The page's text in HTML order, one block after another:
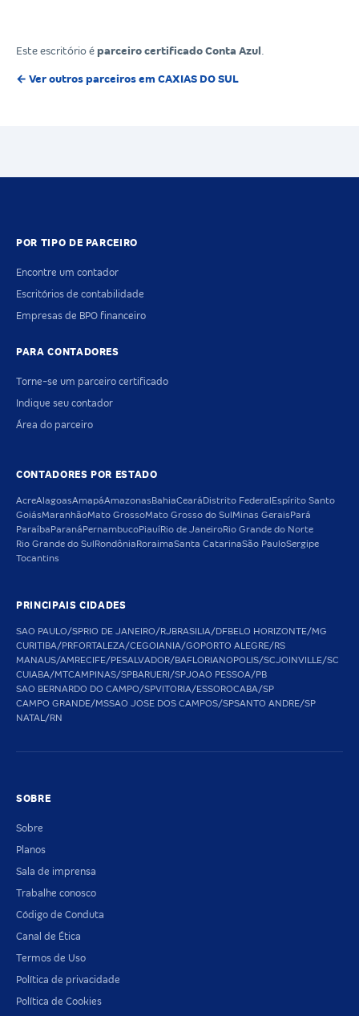
Este escritório é parceiro certificado Conta Azul
← Ver outros parceiros em CAXIAS DO SUL
POR TIPO DE PARCEIRO
Encontre um contador
Escritórios de contabilidade
Empresas de BPO financeiro
PARA CONTADORES
Torne-se um parceiro certificado
Indique seu contador
Área do parceiro
CONTADORES POR ESTADO
AcreAlagoasAmapáAmazonas BahiaCeará Distrito Federal Espírito Santo
GoiásMaranhãoMato GrossoMato Grosso do Sul Minas Gerais Pará
Paraíba Paraná PernambucoPiauíRio de JaneiroRio Grande do Norte
Rio Grande do Sul Rondônia RoraimaSanta CatarinaSão PauloSergipe
Tocantins
PRINCIPAIS CIDADES
SAO PAULO/SPRIO DE JANEIRO/RJBRASILIA/DFBELO HORIZONTE/MG
CURITIBA/PRFORTALEZA/CEGOIANIA/GOPORTO ALEGRE/RS
MANAUS/AMRECIFE/PESALVADOR/BAFLORIANOPOLIS/SCJOINVILLE/SC
CUIABA/MTCAMPINAS/SPBARUERI/SPJOAO PESSOA/PB
SAO BERNARDO DO CAMPO/SPVITORIA/ESSOROCABA/SP
CAMPO GRANDE/MSSAO JOSE DOS CAMPOS/SPSANTO ANDRE/SP
NATAL/RN
SOBRE
Sobre
Planos
Sala de imprensa
Trabalhe conosco
Código de Conduta
Canal de Ética
Termos de Uso
Política de privacidade
Política de Cookies